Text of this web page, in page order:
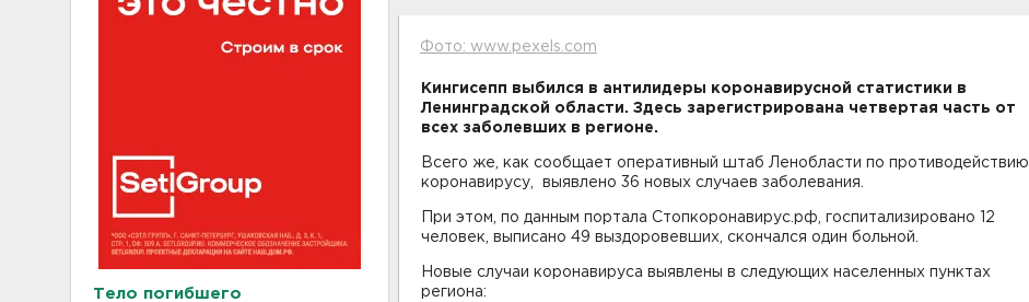
Тело погибшего
Фото: www.pexels.com
Кингисепп выбился в антилидеры коронавирусной статистики в
Ленинградской области. Здесь зарегистрирована четвертая часть от
всех заболевших в регионе.
Всего же, как сообщает оперативный штаб Ленобласти по противодействию
коронавирусу, выявлено 36 новых случаев заболевания.
При этом, по данным портала Стопкоронавирус.рф, госпитализировано 12
человек, выписано 49 выздоровевших, скончался один больной.
Новые случаи коронавируса выявлены в следующих населенных пунктах
региона: